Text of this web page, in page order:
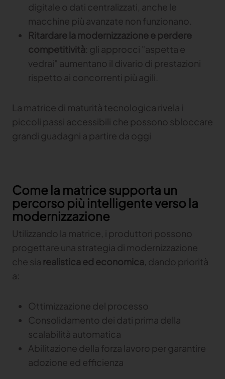
digitale o dati centralizzati, anche le
macchine più avanzate non funzionano.
Ritardare la modernizzazione e perdere
competitività: gli approcci "aspetta e
vedrai" aumentano il divario di prestazioni
rispetto ai concorrenti più agili.
La matrice di maturità tecnologica rivela i
piccoli passi accessibili che possono sbloccare
grandi guadagni a partire da oggi
Come la matrice supporta un
percorso più intelligente verso la
modernizzazione
Utilizzando la matrice, i produttori possono
progettare una strategia di modernizzazione
che sia realistica ed economica, dando priorità
a:
Ottimizzazione del processo
Consolidamento dei dati prima della
scalabilità automatica
Abilitazione della forza lavoro per garantire
adozione ed efficienza